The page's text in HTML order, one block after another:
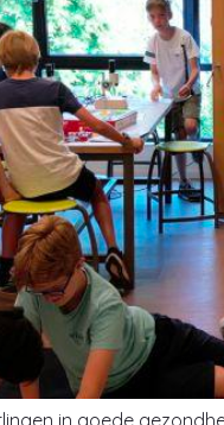
in goede